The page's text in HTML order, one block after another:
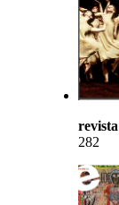
revista
282